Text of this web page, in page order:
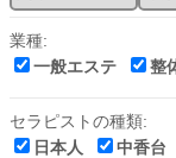
業種:
一般エステ
整
セラピストの種類:
日本人
中香台